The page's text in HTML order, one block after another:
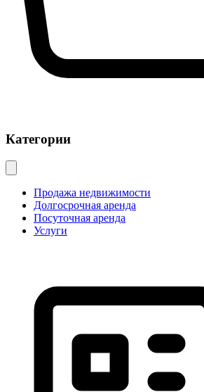
Категории
Продажа недвижимости
Долгосрочная аренда
Посуточная аренда
Услуги